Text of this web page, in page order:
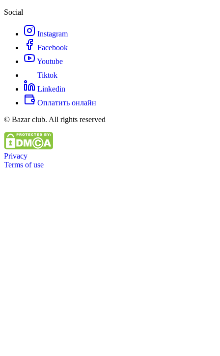
Social
Instagram
Facebook
Youtube
Tiktok
Linkedin
Оплатить онлайн
© Bazar club. All rights reserved
Privacy
Terms of use